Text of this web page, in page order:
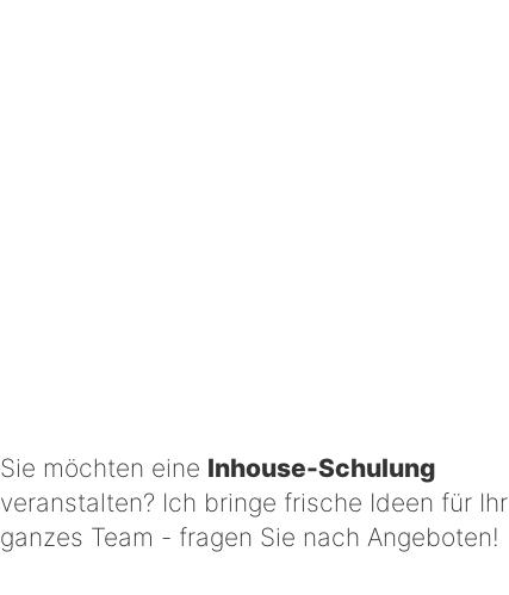
Sie möchten eine Inhouse-Schulung
veranstalten? Ich bringe frische Ideen für Ihr
ganzes Team - fragen Sie nach Angeboten!